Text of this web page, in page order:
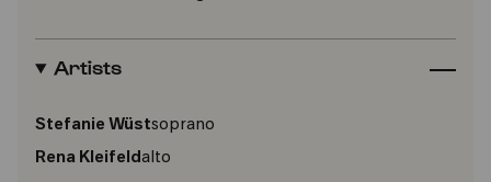
Artists
Stefanie Wüstsoprano
Rena Kleifeldalto